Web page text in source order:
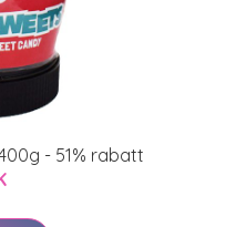
- 51% rabatt